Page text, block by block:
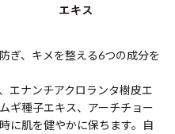
ぎ、キメを整える6つの成分を
エナンチアクロランタ樹皮エ
ギ種子エキス、アーチチョー
に肌を健やかに保ちます。自